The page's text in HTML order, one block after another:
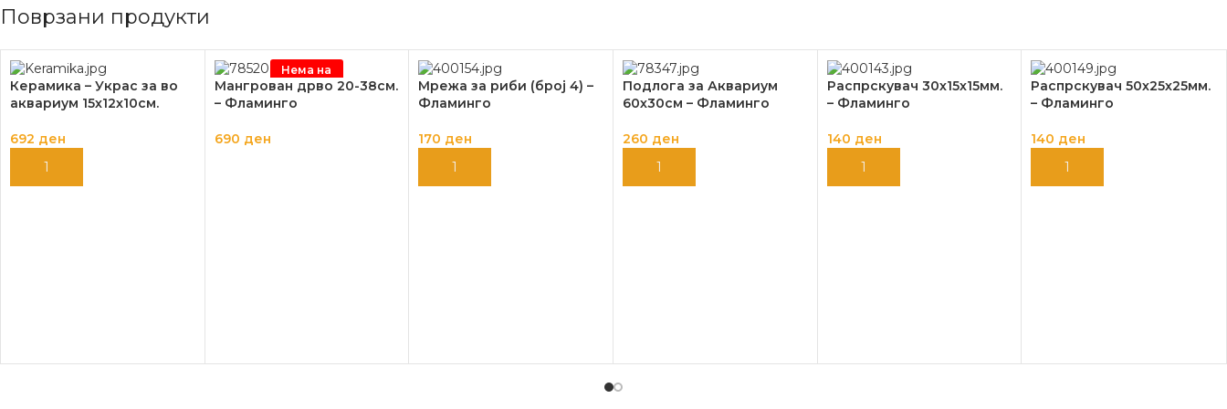
Поврзани продукти
Керамика – Украс за во
аквариум 15х12х10см.
692 ден
ДОДАЈ ВО КОШНИЦА
Нема на
залиха
Мангрован дрво 20-38см.
– Фламинго
690 ден
Мрежа за риби (број 4) –
Фламинго
170 ден
ДОДАЈ ВО КОШНИЦА
Подлога за Аквариум
60х30см – Фламинго
260 ден
ДОДАЈ ВО КОШНИЦА
Распрскувач 30х15х15мм.
– Фламинго
140 ден
ДОДАЈ ВО КОШНИЦА
Распрскувач 50х25х25мм.
– Фламинго
140 ден
ДОДАЈ ВО КОШНИЦА